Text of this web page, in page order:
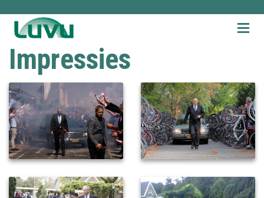
Impressies